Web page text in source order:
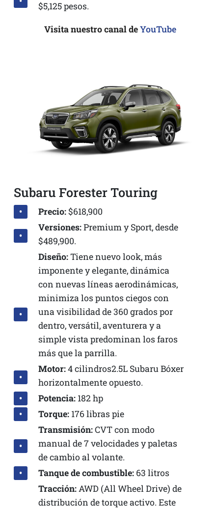
$5,125 pesos.
Visita nuestro canal deYouTube
Subaru Forester Touring
Precio:$618,900
Versiones:Premium y Sport, desde
$489,900.
Diseño:Tiene nuevo look, más
imponente y elegante, dinámica
con nuevas líneas aerodinámicas,
minimiza los puntos ciegos con
una visibilidad de 360 grados por
dentro, versátil, aventurera y a
simple vista predominan los faros
más que la parrilla.
Motor:4 cilindros2.5L Subaru Bóxer
horizontalmente opuesto.
Potencia: 182 hp
Torque: 176 libras pie
Transmisión:CVT con modo
manual de 7 velocidades y paletas
de cambio al volante.
Tanque de combustible: 63 litros
Tracción:AWD (All Wheel Drive) de
distribución de torque activo. Este